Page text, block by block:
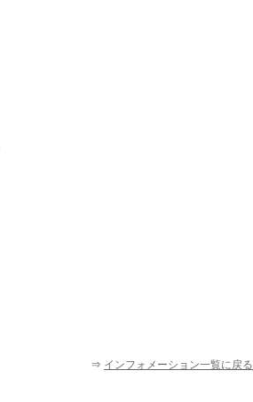
⇒ インフォメーション一覧に戻る